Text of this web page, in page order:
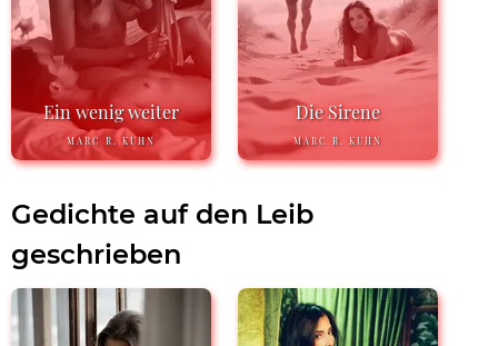
Ein wenig weiter
MARC R. KUHN
Die Sirene
MARC R. KUHN
Gedichte auf den Leib
geschrieben